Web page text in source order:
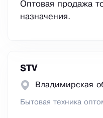
Оптовая продажа
назначения.
STV
Владимирская
Бытовая техника